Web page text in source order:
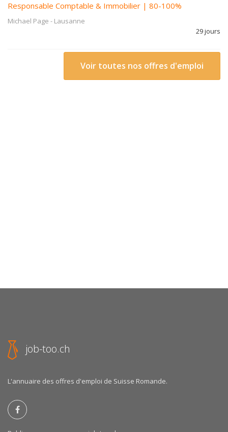
Responsable Comptable & Immobilier | 80-100%
Michael Page - Lausanne
29 jours
Voir toutes nos offres d'emploi
job-too.ch
L'annuaire des offres d'emploi de Suisse Romande.